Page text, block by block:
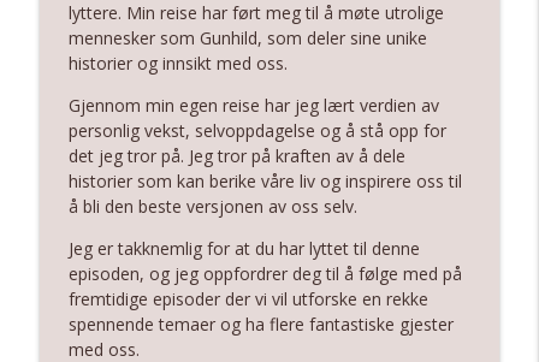
lyttere. Min reise har ført meg til å møte utrolige
mennesker som Gunhild, som deler sine unike
historier og innsikt med oss.
Gjennom min egen reise har jeg lært verdien av
personlig vekst, selvoppdagelse og å stå opp for
det jeg tror på. Jeg tror på kraften av å dele
historier som kan berike våre liv og inspirere oss til
å bli den beste versjonen av oss selv.
Jeg er takknemlig for at du har lyttet til denne
episoden, og jeg oppfordrer deg til å følge med på
fremtidige episoder der vi vil utforske en rekke
spennende temaer og ha flere fantastiske gjester
med oss.